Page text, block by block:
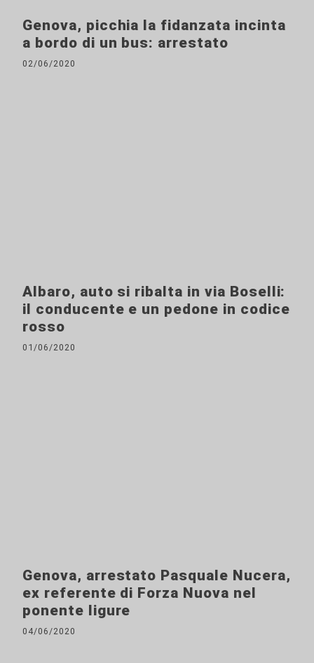
Genova, picchia la fidanzata incinta
a bordo di un bus: arrestato
02/06/2020
Albaro, auto si ribalta in via Boselli:
il conducente e un pedone in codice
rosso
01/06/2020
Genova, arrestato Pasquale Nucera,
ex referente di Forza Nuova nel
ponente ligure
04/06/2020